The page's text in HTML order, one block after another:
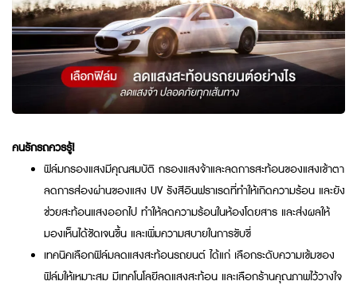
คนรักรถควรรู้!
ฟิล์มกรองแสงมีคุณสมบัติ กรองแสงจ้าและลดการสะท้อนของแสงเข้าตา
ลดการส่องผ่านของแสง UV รังสีอินฟราเรดที่ทำให้เกิดความร้อน และยัง
ช่วยสะท้อนแสงออกไป ทำให้ลดความร้อนในห้องโดยสาร และส่งผลให้
มองเห็นได้ชัดเจนขึ้น และเพิ่มความสบายในการขับขี่
เทคนิคเลือกฟิล์มลดแสงสะท้อนรถยนต์ ได้แก่ เลือกระดับความเข้มของ
ฟิล์มให้เหมาะสม มีเทคโนโลยีลดแสงสะท้อน และเลือกร้านคุณภาพไว้วางใจ